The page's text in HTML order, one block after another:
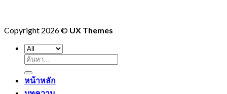
Copyright 2026 © UX Themes
ค้นหา:
หน้าหลัก